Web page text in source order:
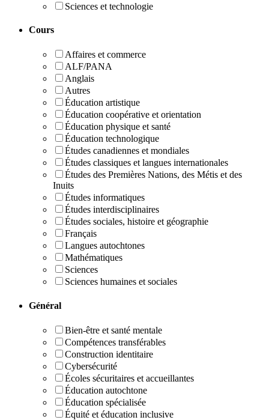
Sciences et technologie
Cours
Affaires et commerce
ALF/PANA
Anglais
Autres
Éducation artistique
Éducation coopérative et orientation
Éducation physique et santé
Éducation technologique
Études canadiennes et mondiales
Études classiques et langues internationales
Études des Premières Nations, des Métis et des
Inuits
Études informatiques
Études interdisciplinaires
Études sociales, histoire et géographie
Français
Langues autochtones
Mathématiques
Sciences
Sciences humaines et sociales
Général
Bien-être et santé mentale
Compétences transférables
Construction identitaire
Cybersécurité
Écoles sécuritaires et accueillantes
Éducation autochtone
Éducation spécialisée
Équité et éducation inclusive